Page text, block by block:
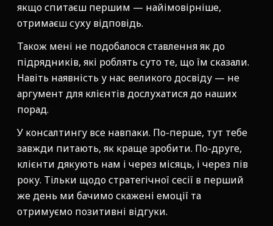
якщо спитаєш першим — найімовірніше,
отримаєш суху відповідь.
Також мені не подобалося ставлення як до
підрядників, які роблять суто те, що їм сказали.
Навіть наявність у нас великого досвіду — не
аргумент для клієнтів дослухатися до наших
порад.
У консалтингу все навпаки. По-перше, тут тебе
завжди питають, як краще зробити. По-друге,
клієнти дякують нам і через місяць, і через пів
року. Тільки щодо стратегічної сесії в перший
же день ми бачимо скажені емоції та
отримуємо позитивні відгуки.